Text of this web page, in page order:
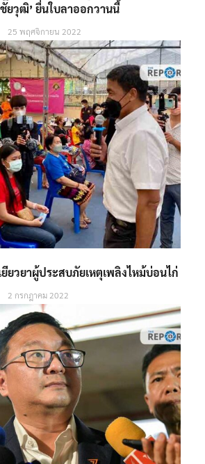
ยวุฒิ’ ยื่นใบลาออกวานนี้
25 พฤศจิกายน 2022
ยียวยาผู้ประสบภัยเหตุเพลิงไหม้บ่อนไก่
2 กรกฎาคม 2022